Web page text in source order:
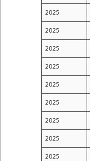
2025
2025
2025
2025
2025
2025
2025
2025
2025